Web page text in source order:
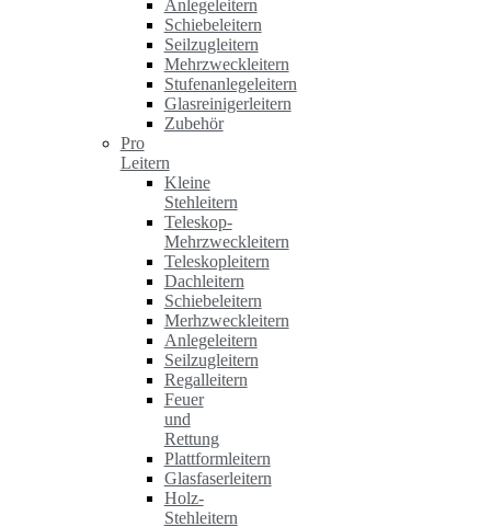
Anlegeleitern
Schiebeleitern
Seilzugleitern
Mehrzweckleitern
Stufenanlegeleitern
Glasreinigerleitern
Zubehör
Pro
Leitern
Kleine
Stehleitern
Teleskop-
Mehrzweckleitern
Teleskopleitern
Dachleitern
Schiebeleitern
Merhzweckleitern
Anlegeleitern
Seilzugleitern
Regalleitern
Feuer
und
Rettung
Plattformleitern
Glasfaserleitern
Holz-
Stehleitern